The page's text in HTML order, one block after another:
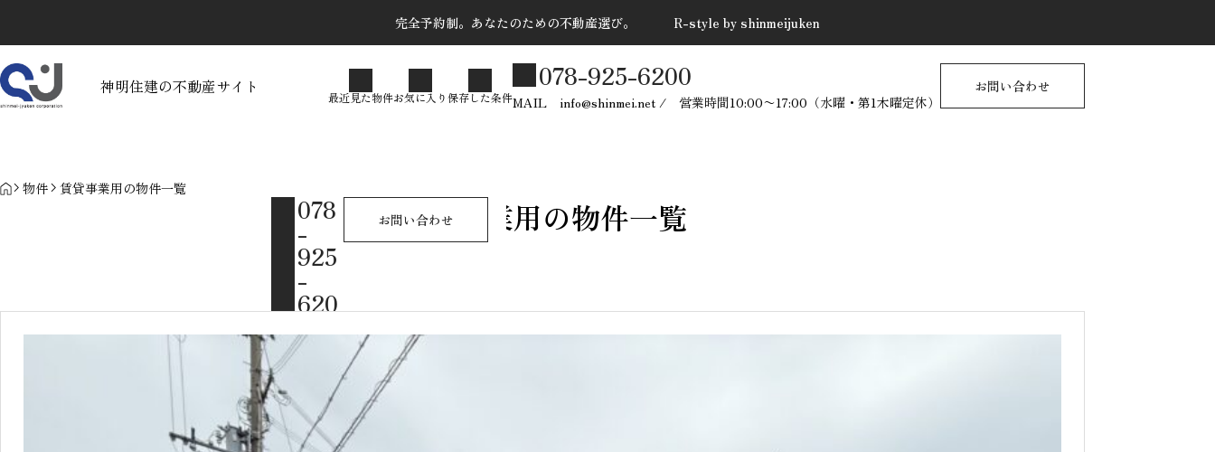
お気に入り 保存した条件
物件を探す
078
-
925
-
620
0
MAIL
info@shinme
i.net / 営
業時間
10:00〜
17:00（水
曜・第1木曜
定休）
お問い合わせ
完全予約制。あなたのための不動産選び。 R-style by shinmeijuken
神明住建の不動産サイト
最近見た物件お気に入り保存した条件
078-925-6200
MAIL info@shinmei.net / 営業時間10:00〜17:00（水曜・第1木曜定休）
お問い合わせ
物件を売るときの【Q&A】
不動産売却に伴う確定申告に
PUSH CONTENTS ＝新
HOME
物件 賃貸事業用の物件一覧
賃貸事業用の物件一覧